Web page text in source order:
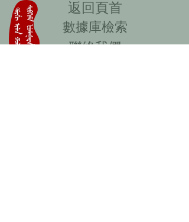
​返回頁首
數據庫檢索
聯絡我們